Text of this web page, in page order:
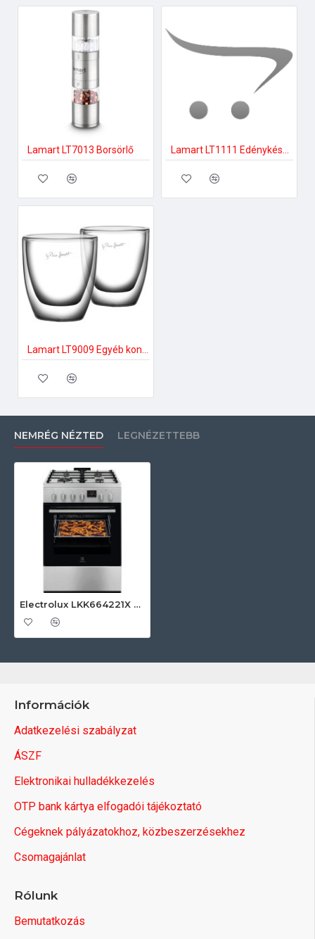
Lamart LT7013 Borsörlő
NEMRÉG NÉZTED LEGNÉZETTEBB
Electrolux LKK664221X Kombinált tűzhely
Információk
Adatkezelési szabályzat
ÁSZF
Elektronikai hulladékkezelés
OTP bank kártya elfogadói tájékoztató
Cégeknek pályázatokhoz, közbeszerzésekhez
Csomagajánlat
Rólunk
Bemutatkozás